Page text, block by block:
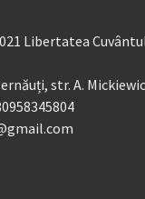
Libertatea
str. A.